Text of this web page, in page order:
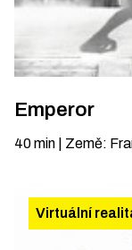
Emperor
40min Země:
Virtuální